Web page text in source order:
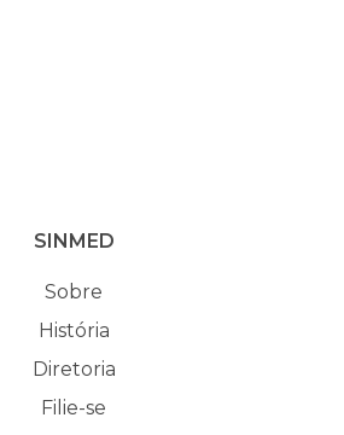
SINMED
Sobre
História
Diretoria
Filie-se